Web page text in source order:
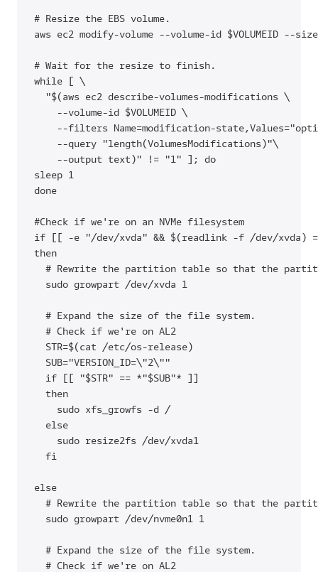
# Resize the EBS volume.
aws ec2 modify-volume --volume-id $VOLUMEID --
# Wait for the resize to finish.
while [ \
  "$(aws ec2 describe-volumes-modifications \
    --volume-id $VOLUMEID \
--filters Name=modification-
    --query "length(VolumesModifications)"\
    --output text)" != "1" ]; do
sleep 1
done
#Check if we're on an NVMe filesystem
if [[ -e "/dev/xvda" && $(readlink -f /dev/xvda)
then
# Rewrite the partition table so that the
  sudo growpart /dev/xvda 1
  # Expand the size of the file system.
  # Check if we're on AL2
  STR=$(cat /etc/os-release)
  SUB="VERSION_ID=\"2\""
  if [[ "$STR" == *"$SUB"* ]]
  then
    sudo xfs_growfs -d /
  else
    sudo resize2fs /dev/xvda1
  fi
else
# Rewrite the partition table so that the
  sudo growpart /dev/nvme0n1 1
  # Expand the size of the file system.
  # Check if we're on AL2